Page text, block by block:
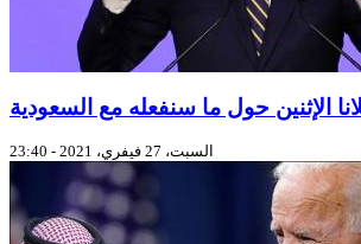
الإثنين حول ما سنفعله مع السعودية
السبت، 27 فيفري، 2021 - 23:40